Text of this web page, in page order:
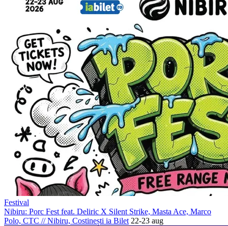
Festival
Nibiru: Porc Fest feat. Deliric X Silent Strike, Masta Ace, Marco
Polo, CTC //Nibiru, Costinești ia Bilet 22-23 aug